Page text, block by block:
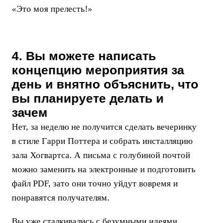
«Это моя прелесть!»
4. Вы можете написать
концепцию мероприятия за
день и внятно объяснить, что
вы планируете делать и
зачем
Нет, за неделю не получится сделать вечеринку
в стиле Гарри Поттера и собрать инсталляцию
зала Хогвартса. А письма с голубиной почтой
можно заменить на электронные и подготовить
файл PDF, зато они точно уйдут вовремя и
понравятся получателям.